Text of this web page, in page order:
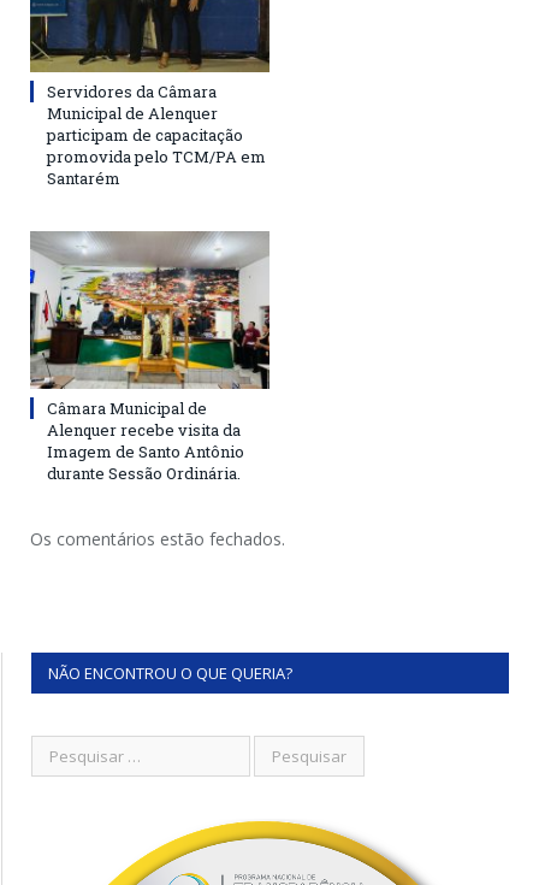
Servidores da Câmara
Municipal de Alenquer
participam de capacitação
promovida pelo TCM/PA em
Santarém
Câmara Municipal de
Alenquer recebe visita da
Imagem de Santo Antônio
durante Sessão Ordinária.
Os comentários estão fechados.
NÃO ENCONTROU O QUE QUERIA?